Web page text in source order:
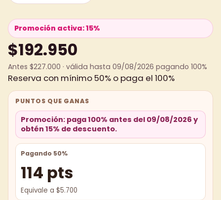
Promoción activa: 15%
$192.950
Antes $227.000 · válida hasta 09/08/2026 pagando 100%
Reserva con mínimo 50% o paga el 100%
PUNTOS QUE GANAS
Promoción: paga 100% antes del 09/08/2026 y
obtén 15% de descuento.
Pagando 50%
114 pts
Equivale a $5.700